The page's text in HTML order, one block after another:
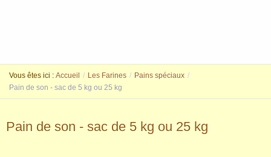
Vous êtes ici : Accueil / Les Farines / Pains spéciaux /
Pain de son - sac de 5 kg ou 25 kg
Pain de son - sac de 5 kg ou 25 kg